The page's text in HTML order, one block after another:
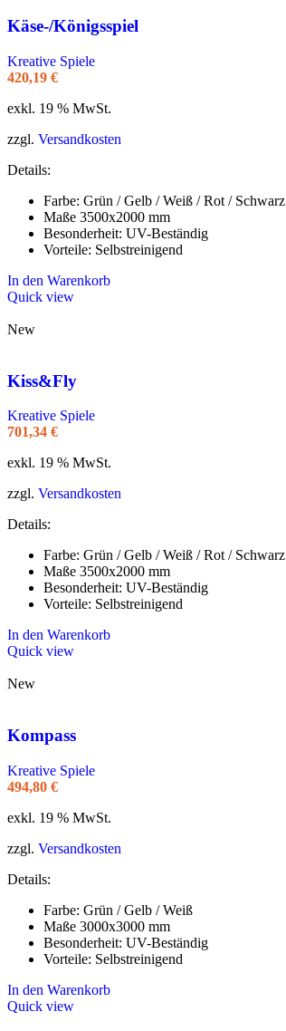
Käse-/Königsspiel
Kreative Spiele
420,19 €
exkl. 19 % MwSt.
zzgl. Versandkosten
Details:
Farbe: Grün / Gelb / Weiß / Rot / Schwarz
Maße 3500x2000 mm
Besonderheit: UV-Beständig
Vorteile: Selbstreinigend
In den Warenkorb
Quick view
New
Kiss&Fly
Kreative Spiele
701,34 €
exkl. 19 % MwSt.
zzgl. Versandkosten
Details:
Farbe: Grün / Gelb / Weiß / Rot / Schwarz
Maße 3500x2000 mm
Besonderheit: UV-Beständig
Vorteile: Selbstreinigend
In den Warenkorb
Quick view
New
Kompass
Kreative Spiele
494,80 €
exkl. 19 % MwSt.
zzgl. Versandkosten
Details:
Farbe: Grün / Gelb / Weiß
Maße 3000x3000 mm
Besonderheit: UV-Beständig
Vorteile: Selbstreinigend
In den Warenkorb
Quick view